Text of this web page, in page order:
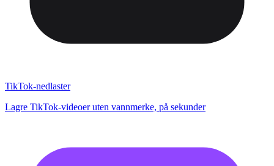
TikTok-nedlaster
Lagre TikTok-videoer uten vannmerke, på sekunder